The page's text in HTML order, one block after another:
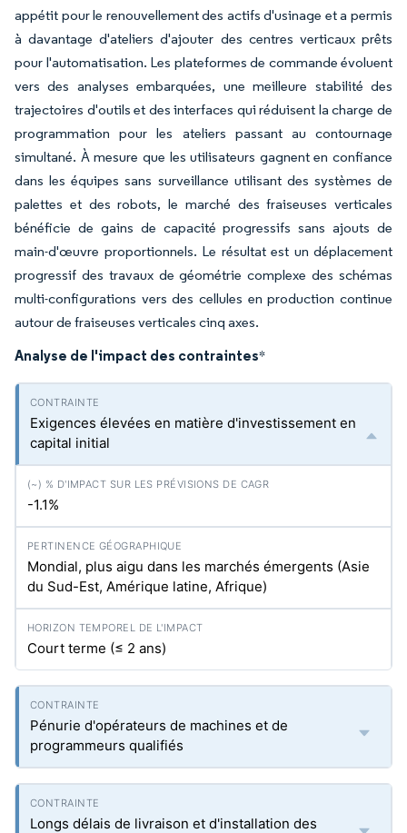
appétit pour le renouvellement des actifs d'usinage et a permis
à davantage d'ateliers d'ajouter des centres verticaux prêts
pour l'automatisation. Les plateformes de commande évoluent
vers des analyses embarquées, une meilleure stabilité des
trajectoires d'outils et des interfaces qui réduisent la charge de
programmation pour les ateliers passant au contournage
simultané. À mesure que les utilisateurs gagnent en confiance
dans les équipes sans surveillance utilisant des systèmes de
palettes et des robots, le marché des fraiseuses verticales
bénéficie de gains de capacité progressifs sans ajouts de
main-d'œuvre proportionnels. Le résultat est un déplacement
progressif des travaux de géométrie complexe des schémas
multi-configurations vers des cellules en production continue
autour de fraiseuses verticales cinq axes.
Analyse de l'impact des contraintes*
Exigences élevées en matière d'investissement en
capital initial
-1.1%
Mondial, plus aigu dans les marchés émergents (Asie
du Sud-Est, Amérique latine, Afrique)
Court terme (≤ 2 ans)
Pénurie d'opérateurs de machines et de
programmeurs qualifiés
Longs délais de livraison et d'installation des